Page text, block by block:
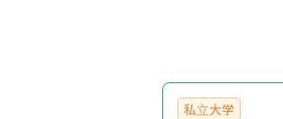
私立大学